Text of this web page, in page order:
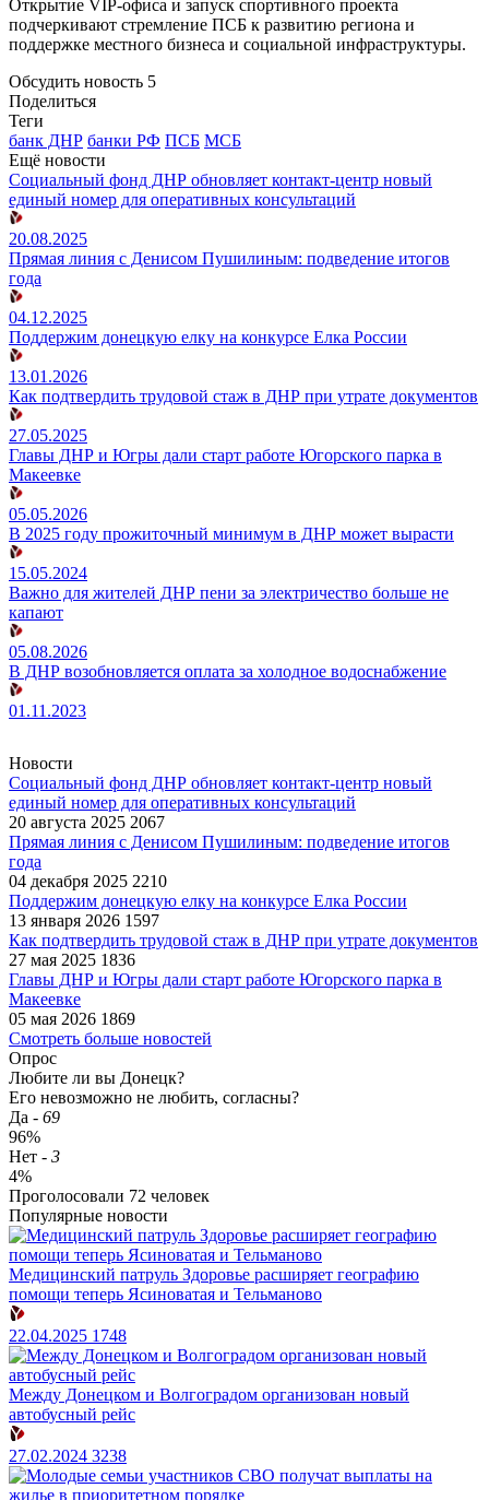
Открытие VIP-офиса и запуск спортивного проекта
подчеркивают стремление ПСБ к развитию региона и
поддержке местного бизнеса и социальной инфраструктуры.
Обсудить новость 5
Поделиться
Теги
банк ДНР банки РФ ПСБ МСБ
Ещё новости
Социальный фонд ДНР обновляет контакт-центр новый
единый номер для оперативных консультаций
20.08.2025
Прямая линия с Денисом Пушилиным: подведение итогов
года
04.12.2025
Поддержим донецкую елку на конкурсе Елка России
13.01.2026
Как подтвердить трудовой стаж в ДНР при утрате документов
27.05.2025
Главы ДНР и Югры дали старт работе Югорского парка в
Макеевке
05.05.2026
В 2025 году прожиточный минимум в ДНР может вырасти
15.05.2024
Важно для жителей ДНР пени за электричество больше не
капают
05.08.2026
В ДНР возобновляется оплата за холодное водоснабжение
01.11.2023
Новости
Социальный фонд ДНР обновляет контакт-центр новый
единый номер для оперативных консультаций
20 августа 2025 2067
Прямая линия с Денисом Пушилиным: подведение итогов
года
04 декабря 2025 2210
Поддержим донецкую елку на конкурсе Елка России
13 января 2026 1597
Как подтвердить трудовой стаж в ДНР при утрате документов
27 мая 2025 1836
Главы ДНР и Югры дали старт работе Югорского парка в
Макеевке
05 мая 2026 1869
Смотреть больше новостей
Опрос
Любите ли вы Донецк?
Его невозможно не любить, согласны?
Да - 69
96%
Нет - 3
4%
Проголосовали 72 человек
Популярные новости
Медицинский патруль Здоровье расширяет географию
помощи теперь Ясиноватая и Тельманово
22.04.2025 1748
Между Донецком и Волгоградом организован новый
автобусный рейс
27.02.2024 3238